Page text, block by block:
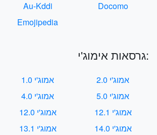
Au-Kddi
Docomo
Emojipedia
גרסאות אימוג'י:
אמוג'י 1.0 אמוג'י 2.0
אמוג'י 4.0
אמוג'י 5.0
אמוג'י 12.0
אמוג'י 12.1
אמוג'י 13.1
אמוג'י 14.0